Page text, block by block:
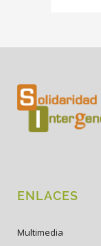
ENLACES
Multimedia